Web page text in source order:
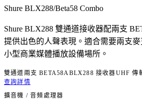
Shure BLX288/Beta58 Combo
Shure BLX288 雙通道接收器配兩支
提供出色的人聲表現。適合需要兩支
小型商業媒體播放設備場所。
雙通道兩支 BETA58A BLX288 接收器UHF 傳
查詢詳情
擴音機 / 音頻處理器